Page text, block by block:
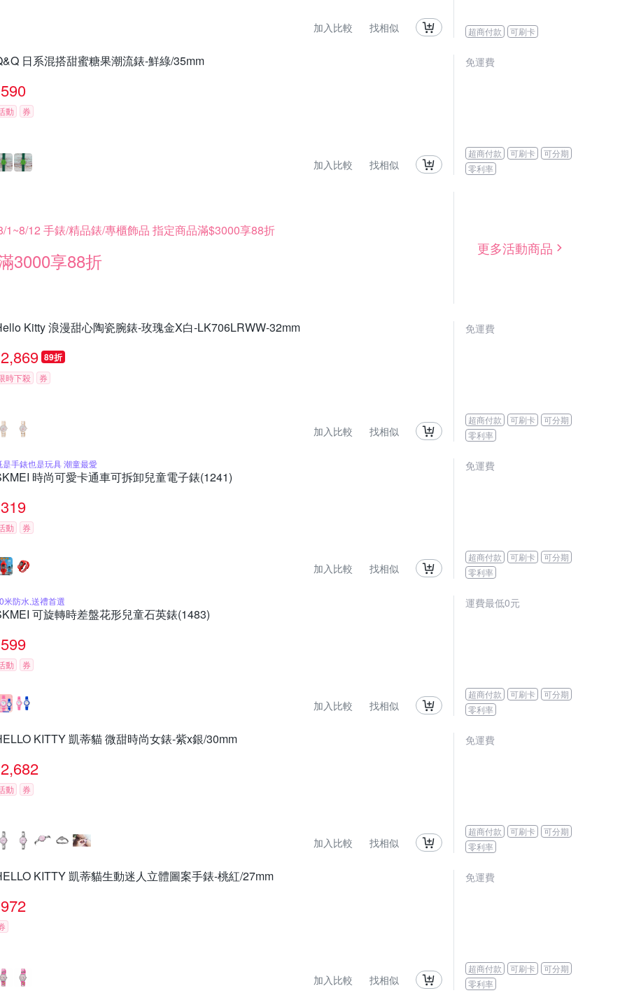
加入比較 找相似 超商付款 可刷卡
日系混搭甜蜜糖果潮流錶-鮮綠/35mm
590
動 券
加入比較 找相似
免運費
超商付款 可刷卡
可分期
零利率
1~8/12 手錶/精品錶/專櫃飾品 指定商品滿$3000享88折
3000享88折
更多活動商品
Kitty 浪漫甜心陶瓷腕錶-玫瑰金X白-LK706LRWW-32mm
2,869 89折
時下殺 券
加入比較 找相似
免運費
超商付款 可刷卡
可分期
零利率
是手錶也是玩具 潮童最愛
時尚可愛卡通車可拆卸兒童電子錶(1241)
319
動 券
加入比較 找相似
免運費
超商付款 可刷卡
可分期
零利率
米防水,送禮首選
可旋轉時差盤花形兒童石英錶(1483)
599
動 券
加入比較 找相似
運費最低0元
超商付款 可刷卡
可分期
零利率
KITTY 凱蒂貓 微甜時尚女錶-紫x銀/30mm
2,682
動 券
加入比較 找相似
免運費
超商付款 可刷卡
可分期
零利率
KITTY 凱蒂貓生動迷人立體圖案手錶-桃紅/27mm
972
加入比較 找相似
免運費
超商付款 可刷卡
可分期
零利率